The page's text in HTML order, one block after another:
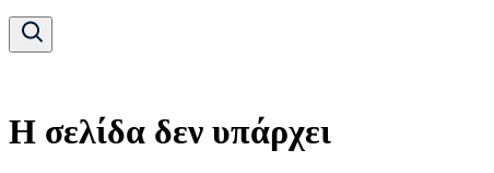
Η σελίδα δεν υπάρχει